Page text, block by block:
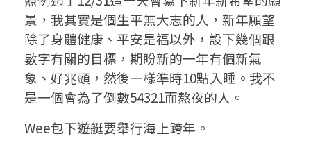
年
是
從
不
同
景，我其實是個生平無大志的人，新年願望
除了身體健康、平安是福以外，設下幾個跟
數字有關的目標，期盼新的一年有個新氣
象、好兆頭，然後一樣準時10點入睡。我不
是一個會為了倒數54321而熬夜的人。
Wee包下遊艇要舉行海上跨年。